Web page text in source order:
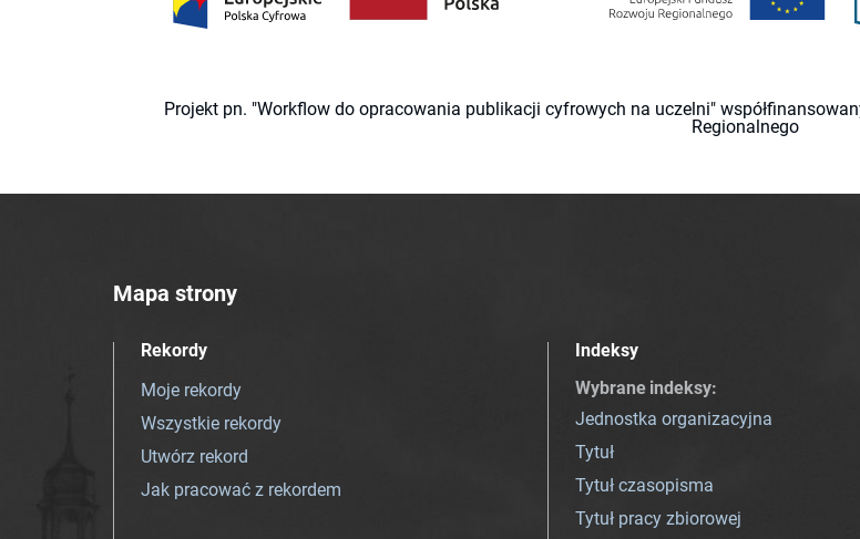
Projekt pn. "Workflow do opracowania publikacji cyfrowych na uczelni"
Regionalnego
Mapa strony
Rekordy
Moje rekordy
Wszystkie rekordy
Utwórz rekord
Jak pracować z rekordem
Indeksy
Wybrane indeksy:
Jednostka organizacyjna
Tytuł
Tytuł czasopisma
Tytuł pracy zbiorowej